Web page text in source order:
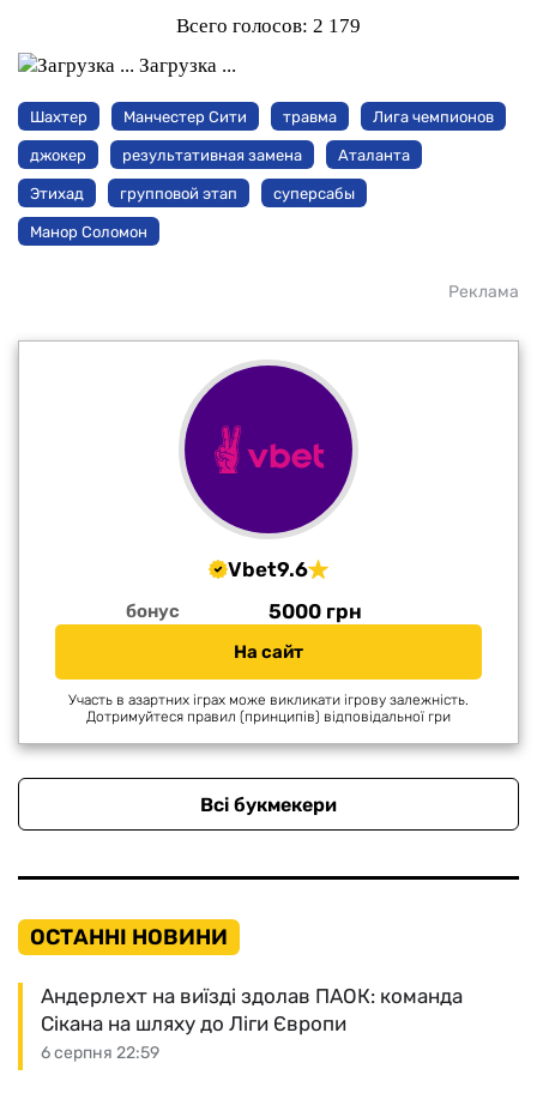
Всего голосов: 2 179
Загрузка ...
Шахтер Манчестер Сити травма Лига чемпионов
джокер результативная замена Аталанта
Этихад групповой этап суперсабы
Манор Соломон
Реклама
Vbet9.6
бонус 5000 грн
На сайт
Участь в азартних іграх може викликати ігрову залежність.
Дотримуйтеся правил (принципів) відповідальної гри
Всі букмекери
ОСТАННІ НОВИНИ
6 серпня 22:59
Андерлехт на виїзді здолав ПАОК: команда
Сікана на шляху до Ліги Європи